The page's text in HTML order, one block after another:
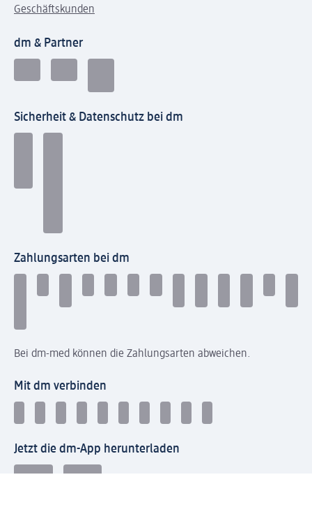
Geschäftskunden
dm & Partner
Sicherheit & Datenschutz bei dm
Zahlungsarten bei dm
Bei dm-med können die Zahlungsarten abweichen.
Mit dm verbinden
Jetzt die dm-App herunterladen